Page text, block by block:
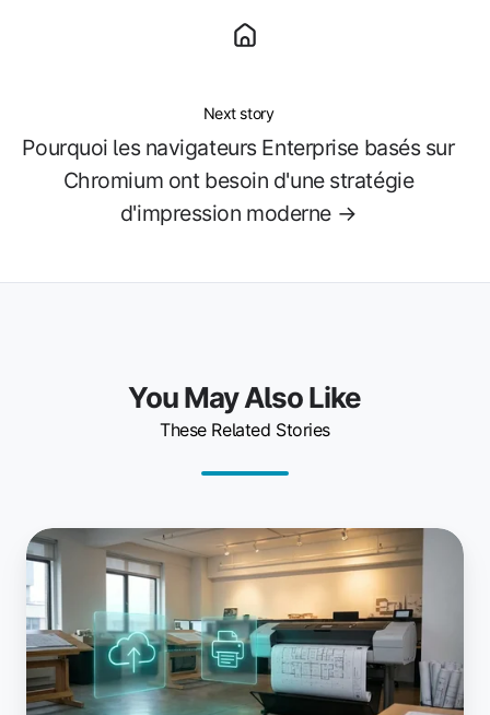
Next story
Pourquoi les navigateurs Enterprise basés sur
Chromium ont besoin d'une stratégie
d'impression moderne →
You May Also Like
These Related Stories
Les
traceurs
et
appareils
grand
format
fonctionneront-